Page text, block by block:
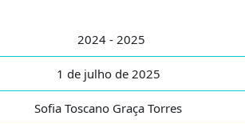
2024 - 2025
1 de julho de 2025
Sofia Toscano Graça Torres